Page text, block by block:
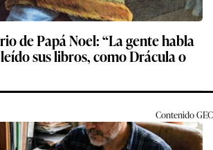
de Papá Noel: “La gente habla
sus libros, como Drácula o
ContenidoGEC